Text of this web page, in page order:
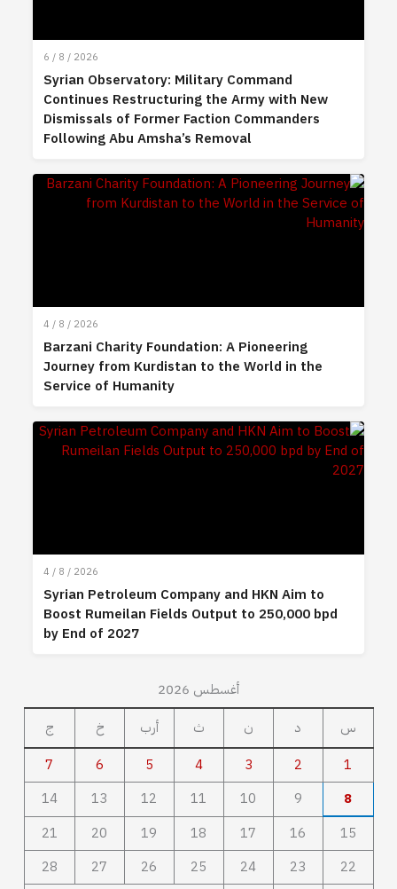
6 / 8 / 2026
Syrian Observatory: Military Command
Continues Restructuring the Army with New
Dismissals of Former Faction Commanders
Following Abu Amsha’s Removal
4 / 8 / 2026
Barzani Charity Foundation: A Pioneering
Journey from Kurdistan to the World in the
Service of Humanity
4 / 8 / 2026
Syrian Petroleum Company and HKN Aim to
Boost Rumeilan Fields Output to 250,000 bpd
by End of 2027
أغسطس 2026
س
د ن ث أرب خ
ج
1
2
3
4
5
6
7
8
9
10
11
12
13
14
15
16
17
18
19
20
21
22
23
24
25
26
27
28